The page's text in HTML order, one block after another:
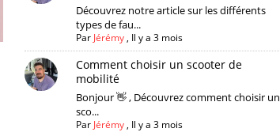
Découvrez notre article sur les différents
types de fau...
Par Jérémy, Il y a 3 mois
Comment choisir un scooter de
mobilité
Bonjour 👋 , Découvrez comment choisir un
sco...
Par Jérémy, Il y a 3 mois